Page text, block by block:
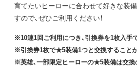
育てたいヒーローに合わせて好きな装
すので、ぜひご利用ください！
※10連1回ご利用につき、引換券を1枚入手
※引換券1枚で★5装備1つと交換すること
※英雄、一部限定ヒーローの★5装備は交